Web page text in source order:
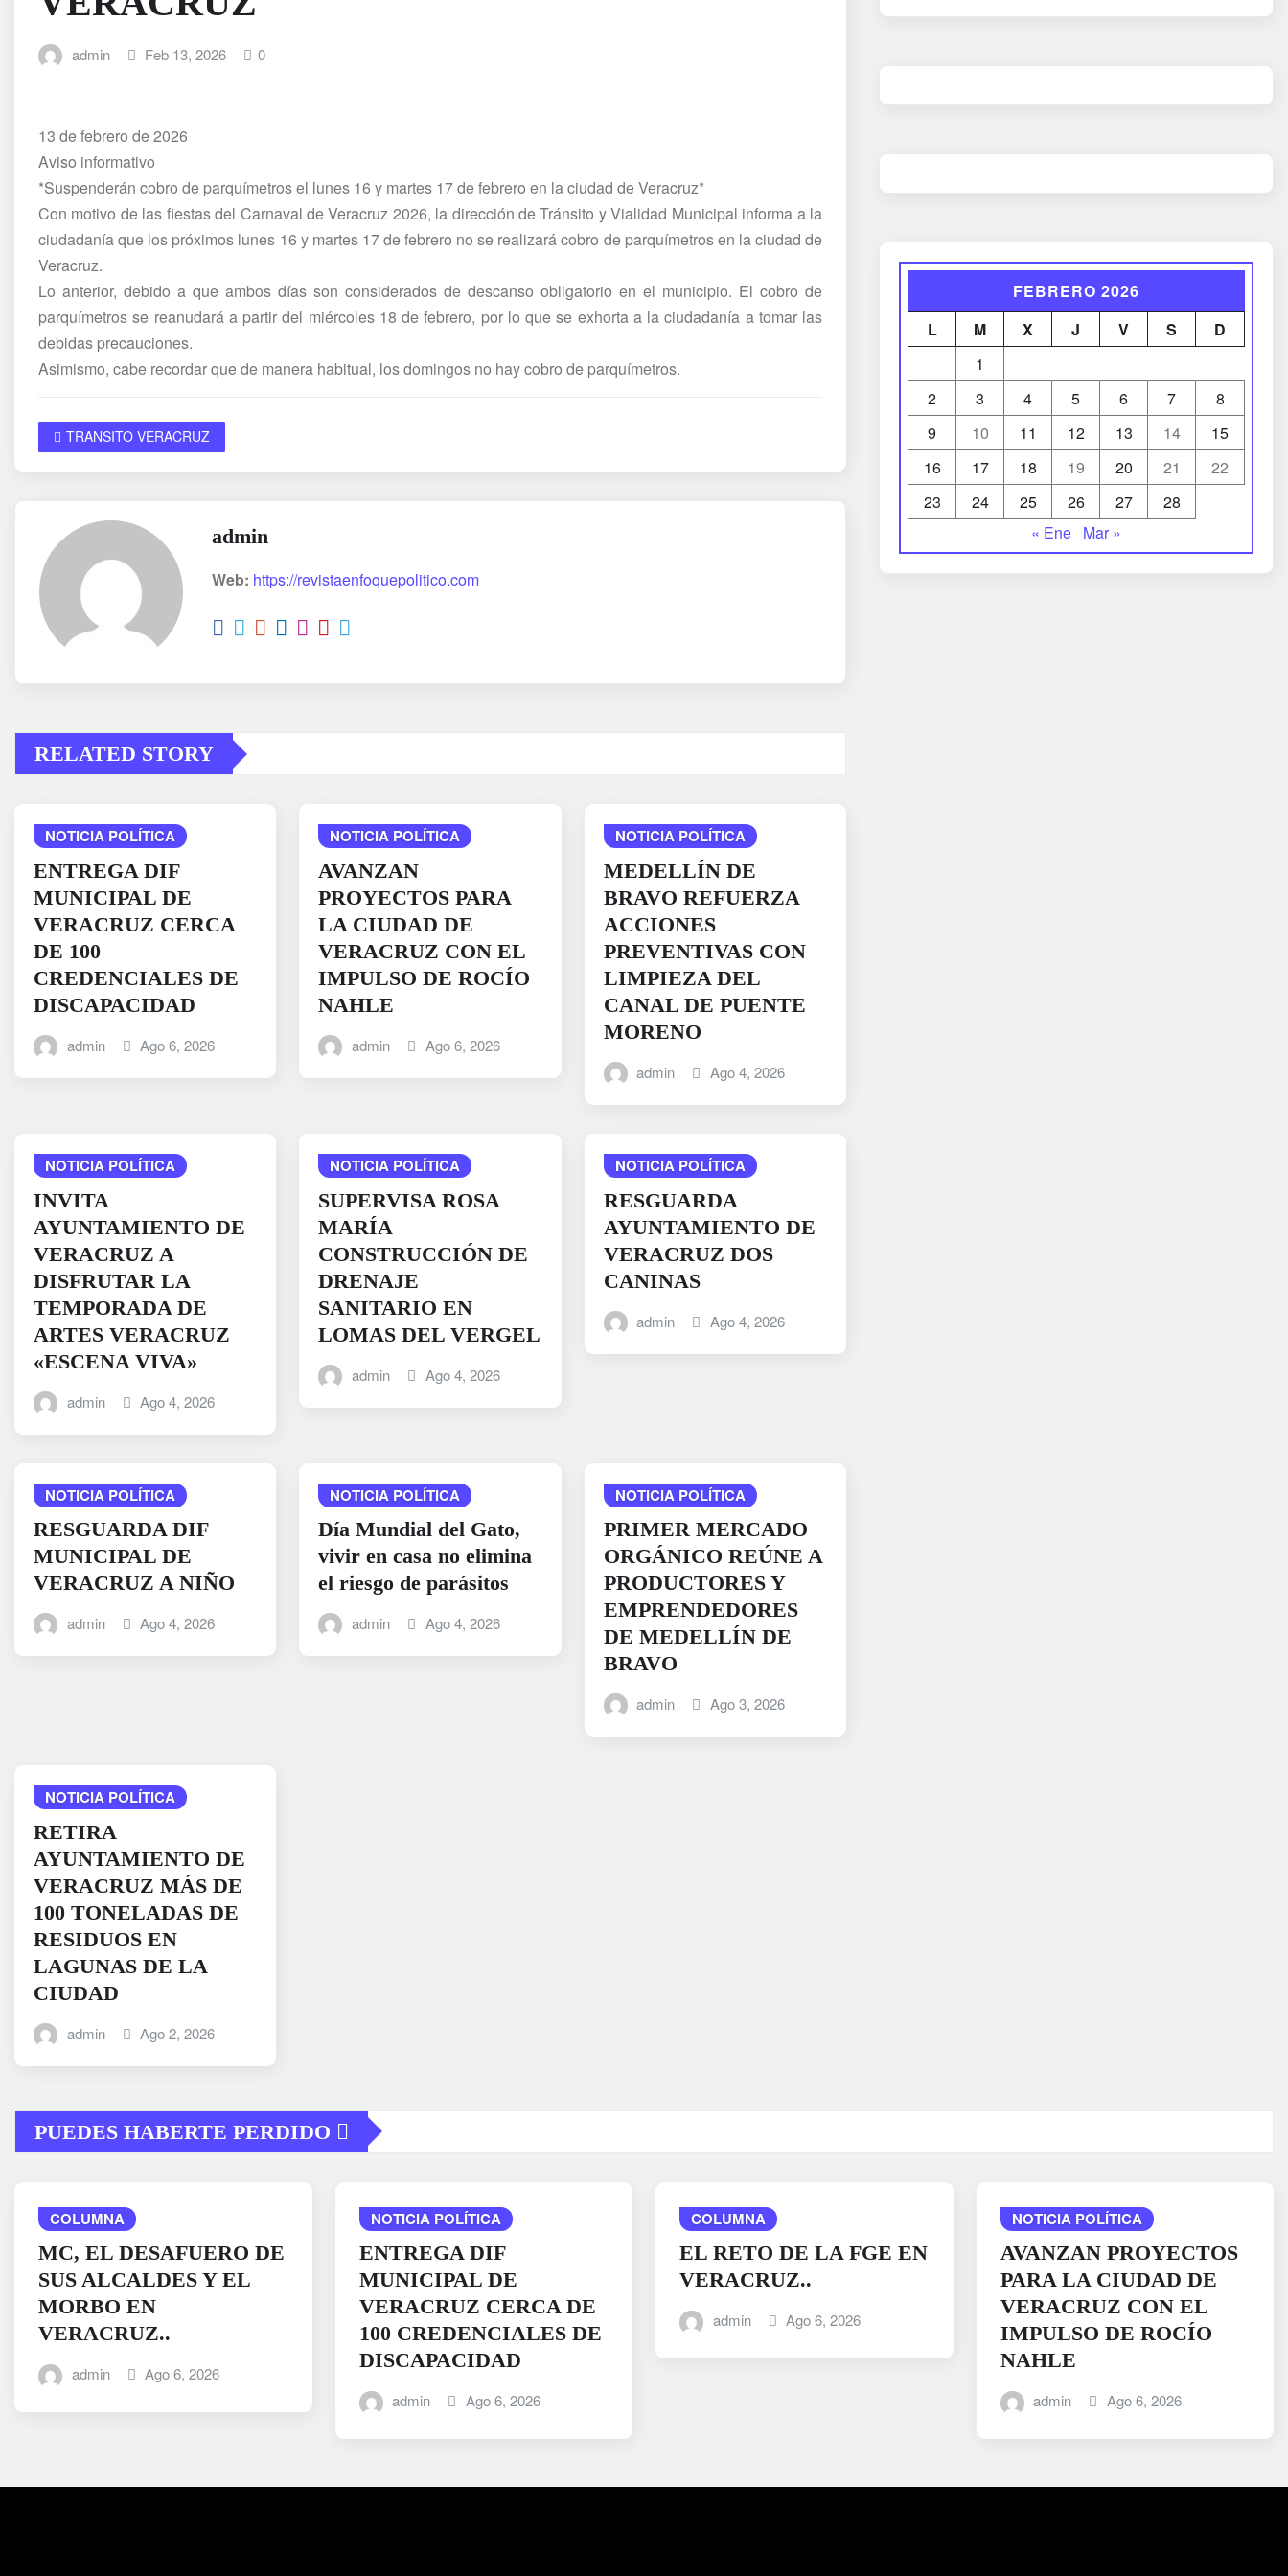
admin Feb 13, 2026 0
13 de febrero de 2026
Aviso informativo
*Suspenderán cobro de parquímetros el lunes 16 y martes 17 de febrero en la ciudad de Veracruz*
Con motivo de las fiestas del Carnaval de Veracruz 2026, la dirección de Tránsito y Vialidad Municipal informa a la
ciudadanía que los próximos lunes 16 y martes 17 de febrero no se realizará cobro de parquímetros en la ciudad de
Veracruz.
Lo anterior, debido a que ambos días son considerados de descanso obligatorio en el municipio. El cobro de
parquímetros se reanudará a partir del miércoles 18 de febrero, por lo que se exhorta a la ciudadanía a tomar las
debidas precauciones.
Asimismo, cabe recordar que de manera habitual, los domingos no hay cobro de parquímetros.
TRANSITO VERACRUZ
admin
Web: https://revistaenfoquepolitico.com
RELATED STORY
NOTICIA POLÍTICA
ENTREGA DIF
MUNICIPAL DE
VERACRUZ CERCA
DE 100
CREDENCIALES DE
DISCAPACIDAD
admin Ago 6, 2026
NOTICIA POLÍTICA
AVANZAN
PROYECTOS PARA
LA CIUDAD DE
VERACRUZ CON EL
IMPULSO DE ROCÍO
NAHLE
admin Ago 6, 2026
NOTICIA POLÍTICA
MEDELLÍN DE
BRAVO REFUERZA
ACCIONES
PREVENTIVAS CON
LIMPIEZA DEL
CANAL DE PUENTE
MORENO
admin Ago 4, 2026
NOTICIA POLÍTICA
INVITA
AYUNTAMIENTO DE
VERACRUZ A
DISFRUTAR LA
TEMPORADA DE
ARTES VERACRUZ
«ESCENA VIVA»
admin Ago 4, 2026
NOTICIA POLÍTICA
SUPERVISA ROSA
MARÍA
CONSTRUCCIÓN DE
DRENAJE
SANITARIO EN
LOMAS DEL VERGEL
admin Ago 4, 2026
NOTICIA POLÍTICA
RESGUARDA
AYUNTAMIENTO DE
VERACRUZ DOS
CANINAS
admin Ago 4, 2026
NOTICIA POLÍTICA
RESGUARDA DIF
MUNICIPAL DE
VERACRUZ A NIÑO
admin Ago 4, 2026
NOTICIA POLÍTICA
Día Mundial del Gato,
vivir en casa no elimina
el riesgo de parásitos
admin Ago 4, 2026
NOTICIA POLÍTICA
PRIMER MERCADO
ORGÁNICO REÚNE A
PRODUCTORES Y
EMPRENDEDORES
DE MEDELLÍN DE
BRAVO
admin Ago 3, 2026
NOTICIA POLÍTICA
RETIRA
AYUNTAMIENTO DE
VERACRUZ MÁS DE
100 TONELADAS DE
RESIDUOS EN
LAGUNAS DE LA
CIUDAD
admin Ago 2, 2026
FEBRERO 2026
L
M X J V S
D
1
2
3 4 5 6 7
8
9
10 11 12 13 14
15
16
17 18 19 20 21
22
23
24 25 26 27
28
« Ene Mar »
PUEDES HABERTE PERDIDO
COLUMNA
MC, EL DESAFUERO DE
SUS ALCALDES Y EL
MORBO EN
VERACRUZ..
admin Ago 6, 2026
NOTICIA POLÍTICA
ENTREGA DIF
MUNICIPAL DE
VERACRUZ CERCA DE
100 CREDENCIALES DE
DISCAPACIDAD
admin Ago 6, 2026
COLUMNA
EL RETO DE LA FGE EN
VERACRUZ..
admin Ago 6, 2026
NOTICIA POLÍTICA
AVANZAN PROYECTOS
PARA LA CIUDAD DE
VERACRUZ CON EL
IMPULSO DE ROCÍO
NAHLE
admin Ago 6, 2026